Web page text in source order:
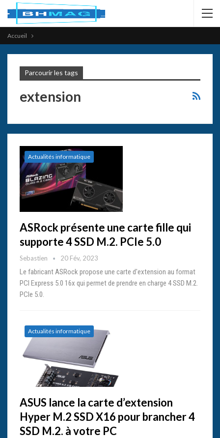
Accueil
Parcourir les tags
extension
Actualités informatique
ASRock présente une carte fille qui
supporte 4 SSD M.2. PCIe 5.0
Sebastien 20 Fév, 2023
Le fabricant ASRock propose une carte d'extension au format
PCI Express 5.0 16x qui permet de prendre en charge 4 SSD M.2.
PCIe 5.0.
Actualités informatique
ASUS lance la carte d’extension
Hyper M.2 SSD X16 pour brancher 4
SSD M.2. à votre PC